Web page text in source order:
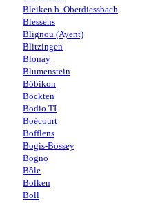
Bleiken b. Oberdiessbach
Blessens
Blignou (Ayent)
Blitzingen
Blonay
Blumenstein
Böbikon
Böckten
Bodio TI
Boécourt
Bofflens
Bogis-Bossey
Bogno
Bôle
Bolken
Boll